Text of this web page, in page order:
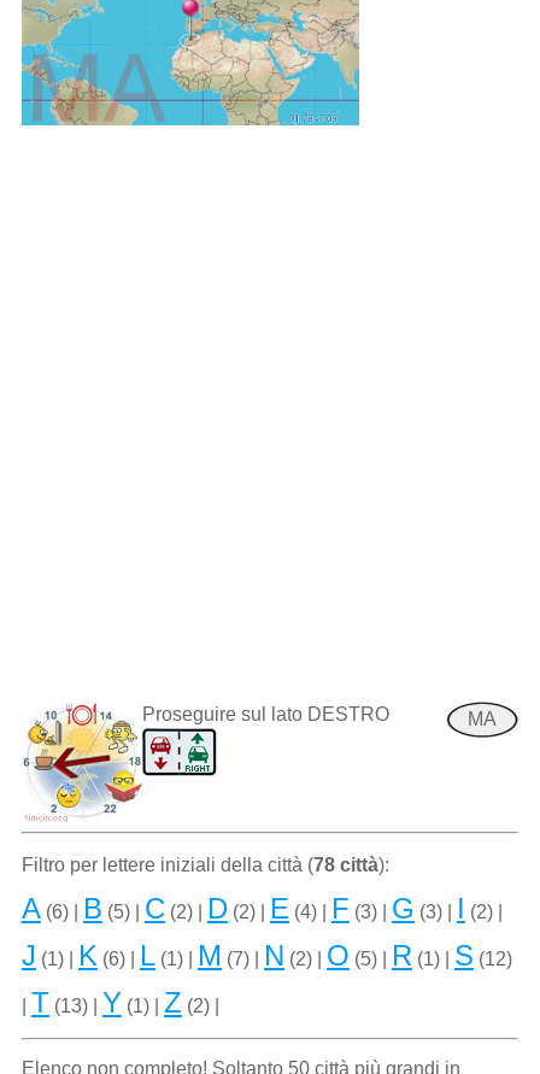
MA
Proseguire sul lato DESTRO
Filtro per lettere iniziali della città (78 città):
A(6) | B (5) | C (2) | D(2) | E (4) | F (3) | G (3) | I (2) |
J (1) | K (6) | L(1) | M (7) | N (2) | O (5) | R (1) | S (12)
T (13) | Y (1) | Z (2) |
Elenco non completo! Soltanto 50 città più grandi in